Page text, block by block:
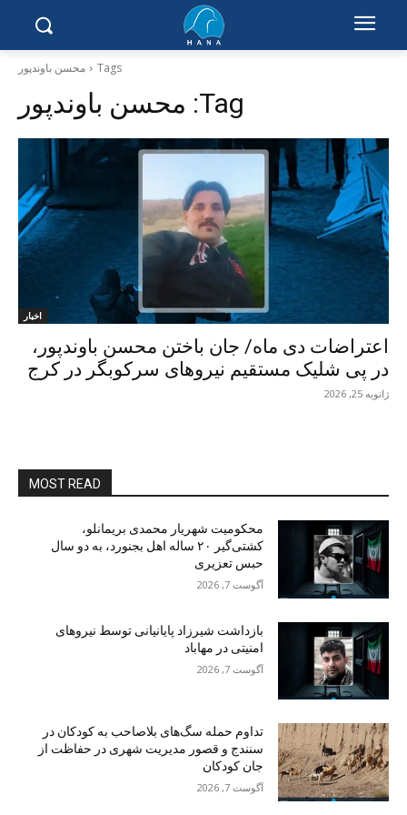
Tags محسن باوندپور
Tag: محسن باوندپور
اخبار
اعتراضات دی ماە/ جان باختن محسن باوندپور،
در پی شلیک مستقیم نیروهای سرکوبگر در کرج
ژانویه 25, 2026
MOST READ
محکومیت شهریار محمدی بریمانلو،
کشتی‌گیر ۲۰ ساله اهل بجنورد، به دو سال
حبس تعزیری
آگوست 7, 2026
بازداشت شیرزاد پایانیانی توسط نیروهای
امنیتی در مهاباد
آگوست 7, 2026
تداوم حمله سگ‌های بلاصاحب به کودکان در
سنندج و قصور مدیریت شهری در حفاظت از
جان کودکان
آگوست 7, 2026